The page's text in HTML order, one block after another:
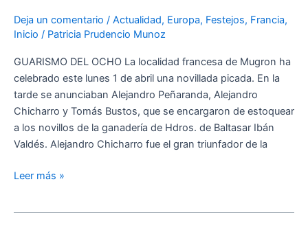
Deja un comentario / Actualidad, Europa, Festejos, Francia,
Inicio / Patricia Prudencio Munoz
GUARISMO DEL OCHO La localidad francesa de Mugron ha
celebrado este lunes 1 de abril una novillada picada. En la
tarde se anunciaban Alejandro Peñaranda, Alejandro
Chicharro y Tomás Bustos, que se encargaron de estoquear
a los novillos de la ganadería de Hdros. de Baltasar Ibán
Valdés. Alejandro Chicharro fue el gran triunfador de la
Leer más »